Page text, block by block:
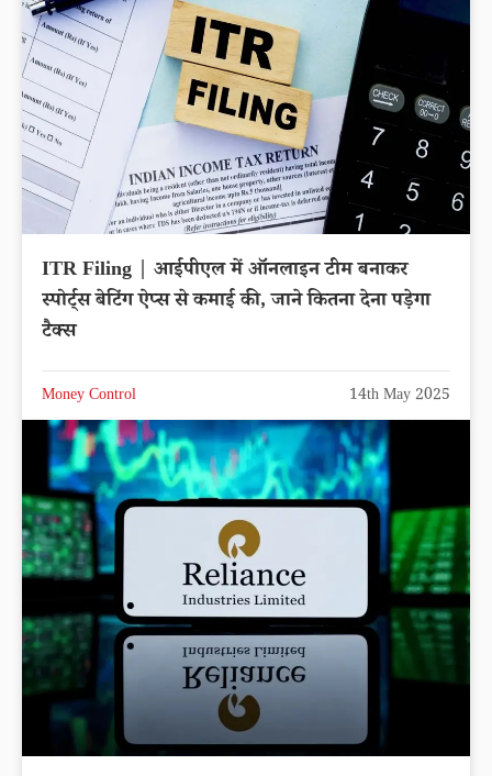
ITR Filing | आईपीएल में ऑनलाइन टीम बनाकर
स्पोर्ट्स बेटिंग ऐप्स से कमाई की, जाने कितना देना पड़ेगा
टैक्स
Money Control 14th May 2025